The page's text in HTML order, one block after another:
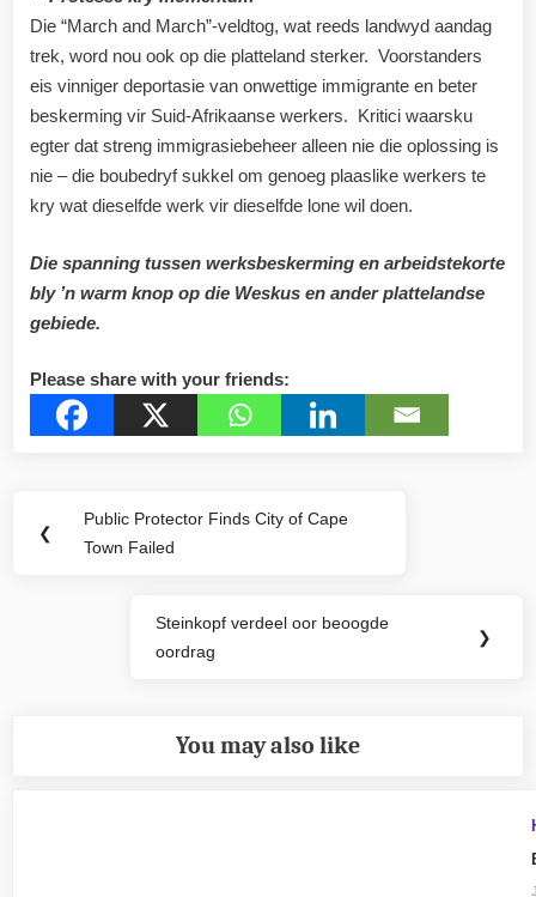
Die “March and March”-veldtog, wat reeds landwyd aandag
trek, word nou ook op die platteland sterker. Voorstanders
eis vinniger deportasie van onwettige immigrante en beter
beskerming vir Suid-Afrikaanse werkers. Kritici waarsku
egter dat streng immigrasiebeheer alleen nie die oplossing is
nie – die boubedryf sukkel om genoeg plaaslike werkers te
kry wat dieselfde werk vir dieselfde lone wil doen.
Die spanning tussen werksbeskerming en arbeidstekorte
bly ’n warm knop op die Weskus en ander plattelandse
gebiede.
Please share with your friends:
navigation
❮
Previous
Post:
Public Protector Finds City of Cape
Town Failed
Next
Post:
Steinkopf verdeel oor beoogde
oordrag
❯
You may also like